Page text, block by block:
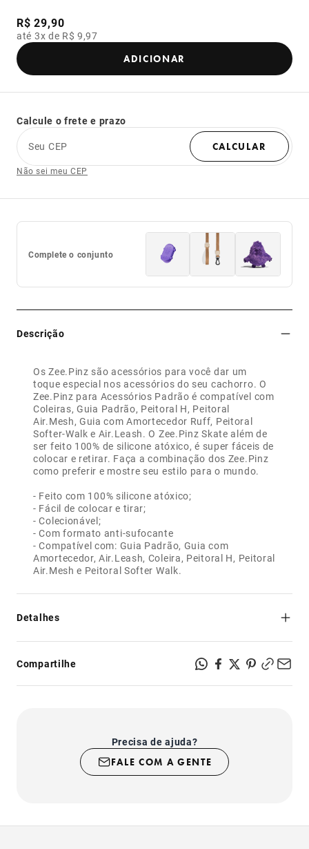
R$ 29,90
até 3x de R$ 9,97
ADICIONAR
Calcule o frete e prazo
Seu CEP
CALCULAR
Não sei meu CEP
Complete o conjunto
Descrição
Os Zee.Pinz são acessórios para você dar um
toque especial nos acessórios do seu cachorro. O
Zee.Pinz para Acessórios Padrão é compatível com
Coleiras, Guia Padrão, Peitoral H, Peitoral
Air.Mesh, Guia com Amortecedor Ruff, Peitoral
Softer-Walk e Air.Leash. O Zee.Pinz Skate além de
ser feito 100% de silicone atóxico, é super fáceis de
colocar e retirar. Faça a combinação dos Zee.Pinz
como preferir e mostre seu estilo para o mundo.
- Feito com 100% silicone atóxico;
- Fácil de colocar e tirar;
- Colecionável;
- Com formato anti-sufocante
- Compatível com: Guia Padrão, Guia com
Amortecedor, Air.Leash, Coleira, Peitoral H, Peitoral
Air.Mesh e Peitoral Softer Walk.
Detalhes
Compartilhe
Precisa de ajuda?
FALE COM A GENTE